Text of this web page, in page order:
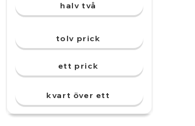
halv två
tolv prick
ett prick
kvart över ett